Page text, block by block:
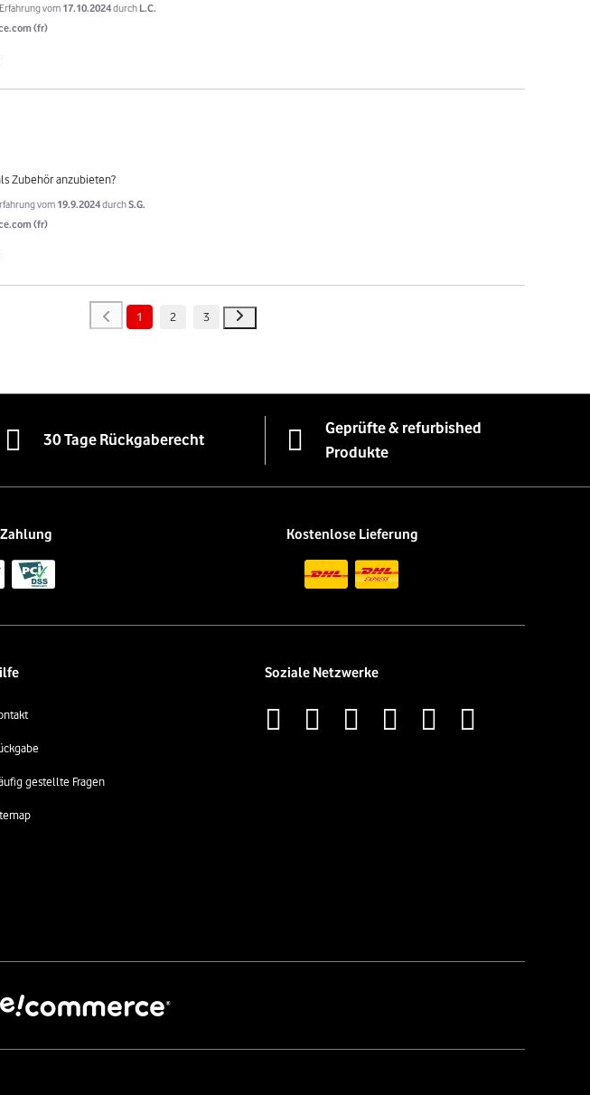
vom 17.10.2024durch L.C.
(fr)
Zubehör anzubieten?
vom 19.9.2024durchS.G.
(fr)
1 2 3
30 Tage Rückgaberecht
Geprüfte & refurbished
Produkte
Kostenlose Lieferung
gestellte Fragen
Soziale Netzwerke